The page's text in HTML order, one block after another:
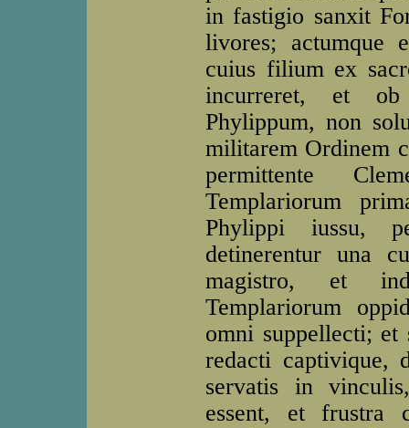
in fastigio sanxit
livores; actumque
cuius filium ex
incurreret, et ob
Phylippum, non
militarem Ordinem
permittente
Templariorum
Phylippi iussu,
detinerentur una
magistro, et
Templariorum
omni suppellecti; et
redacti captivique,
servatis in
essent, et frustra